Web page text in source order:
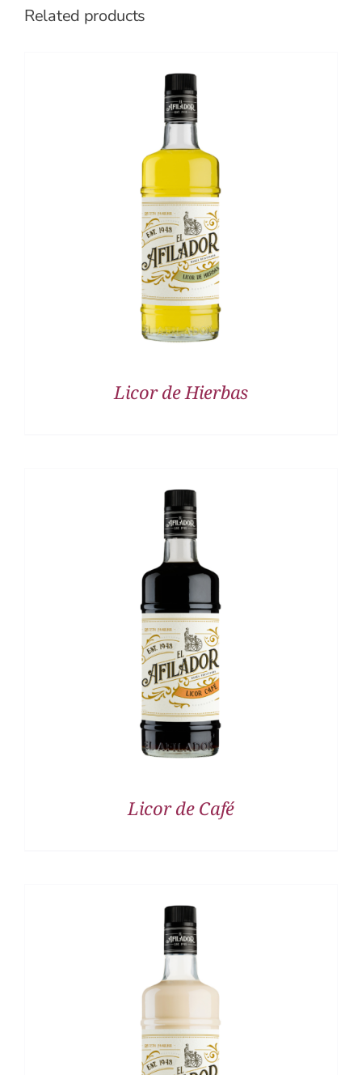
Related products
DETALLES
Licor de Hierbas
DETALLES
Licor de Café
DETALLES